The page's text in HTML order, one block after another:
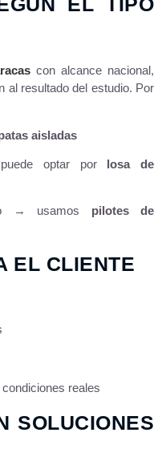
con alcance nacional,
al resultado del estudio. Por
aisladas
optar por losa de
→ usamos pilotes de
EL CLIENTE
reales
SOLUCIONES